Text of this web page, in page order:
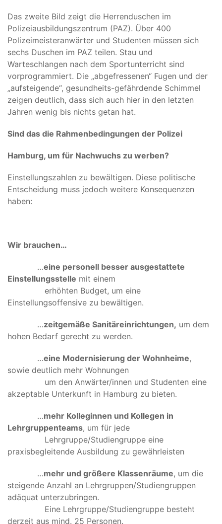
Das zweite Bild zeigt die Herrenduschen im
Polizeiausbildungszentrum (PAZ). Über 400
Polizeimeisteranwärter und Studenten müssen sich
sechs Duschen im PAZ teilen. Stau und
Warteschlangen nach dem Sportunterricht sind
vorprogrammiert. Die „abgefressenen“ Fugen und der
„aufsteigende“, gesundheits-gefährdende Schimmel
zeigen deutlich, dass sich auch hier in den letzten
Jahren wenig bis nichts getan hat.
Sind das die Rahmenbedingungen der Polizei
Hamburg, um für Nachwuchs zu werben?
Einstellungszahlen zu bewältigen. Diese politische
Entscheidung muss jedoch weitere Konsequenzen
haben:
Wir brauchen…
…eine personell besser ausgestattete
Einstellungsstelle mit einem
erhöhten Budget, um eine
Einstellungsoffensive zu bewältigen.
…zeitgemäße Sanitäreinrichtungen, um dem
hohen Bedarf gerecht zu werden.
…eine Modernisierung der Wohnheime,
sowie deutlich mehr Wohnungen
um den Anwärter/innen und Studenten eine
akzeptable Unterkunft in Hamburg zu bieten.
…mehr Kolleginnen und Kollegen in
Lehrgruppenteams, um für jede
Lehrgruppe/Studiengruppe eine
praxisbegleitende Ausbildung zu gewährleisten
…mehr und größere Klassenräume, um die
steigende Anzahl an Lehrgruppen/Studiengruppen
adäquat unterzubringen.
Eine Lehrgruppe/Studiengruppe besteht
derzeit aus mind. 25 Personen.